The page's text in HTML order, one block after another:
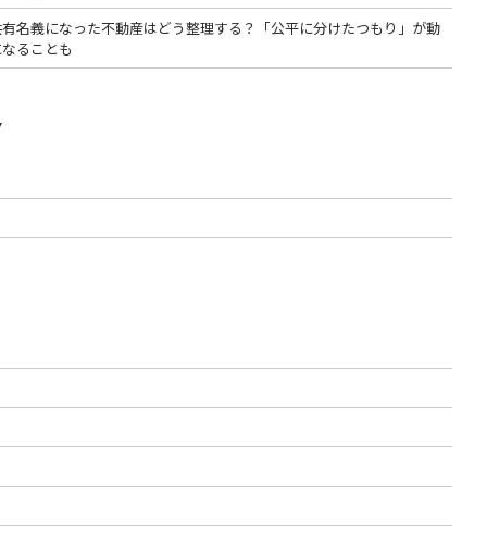
名義になった不動産はどう整理する？「公平に分けたつもり」が動
ることも